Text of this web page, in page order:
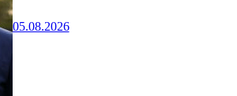
05.08.2026